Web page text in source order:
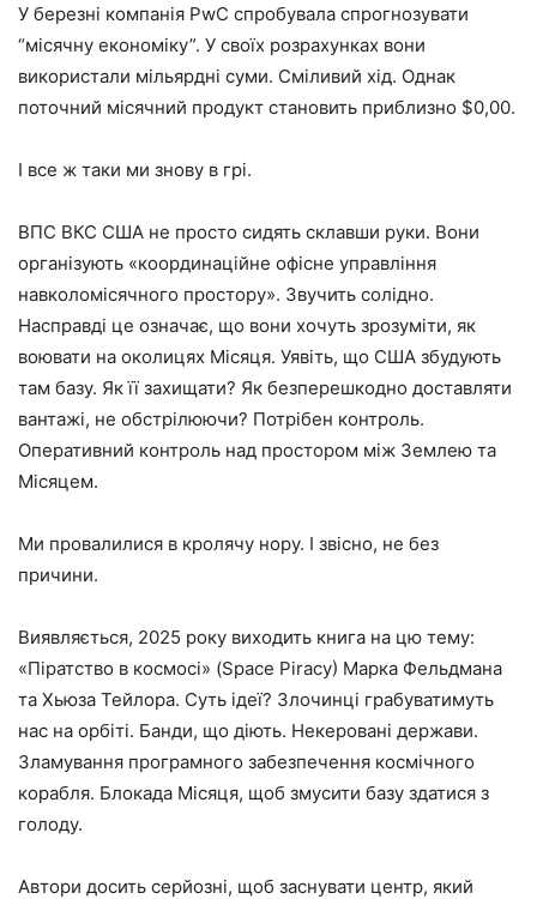
У березні компанія PwC спробувала спрогнозувати
“місячну економіку”. У своїх розрахунках вони
використали мільярдні суми. Сміливий хід. Однак
поточний місячний продукт становить приблизно $0,00.
І все ж таки ми знову в грі.
ВПС ВКС США не просто сидять склавши руки. Вони
організують «координаційне офісне управління
навколомісячного простору». Звучить солідно.
Насправді це означає, що вони хочуть зрозуміти, як
воювати на околицях Місяця. Уявіть, що США збудують
там базу. Як її захищати? Як безперешкодно доставляти
вантажі, не обстрілюючи? Потрібен контроль.
Оперативний контроль над простором між Землею та
Місяцем.
Ми провалилися в кролячу нору. І звісно, ​​не без
причини.
Виявляється, 2025 року виходить книга на цю тему:
«Піратство в космосі» (Space Piracy) Марка Фельдмана
та Хьюза Тейлора. Суть ідеї? Злочинці грабуватимуть
нас на орбіті. Банди, що діють. Некеровані держави.
Зламування програмного забезпечення космічного
корабля. Блокада Місяця, щоб змусити базу здатися з
голоду.
Автори досить серйозні, щоб заснувати центр, який